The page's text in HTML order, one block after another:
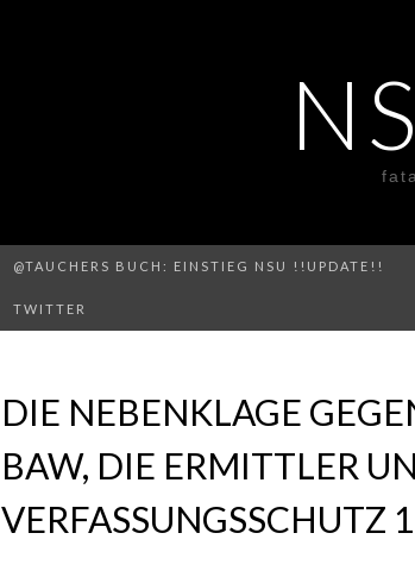
@TAUCHERS BUCH: EINSTIEG NSU !!UPDATE!!
TWITTER
DIE NEBENKLAGE
BAW, DIE ERMITTLER
VERFASSUNGSSCHUTZ 1